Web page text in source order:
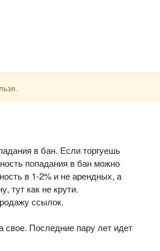
в бан. Если торгуешь
попадания в бан можно
в 1-2% и не арендных, а
тут как не крути.
ссылок.
Последние пару лет идет